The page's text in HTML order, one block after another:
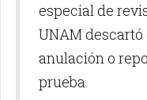
especial de
UNAM
anulación o
prueba.